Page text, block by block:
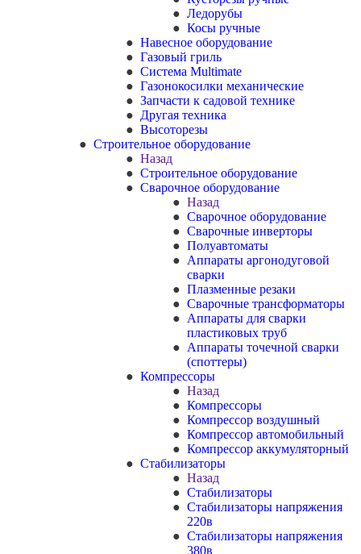
Ледорубы
Косы ручные
Навесное оборудование
Газовый гриль
Система Multimate
Газонокосилки механические
Запчасти к садовой технике
Другая техника
Высоторезы
Строительное оборудование
Назад
Строительное оборудование
Сварочное оборудование
Назад
Сварочное оборудование
Сварочные инверторы
Полуавтоматы
Аппараты аргонодуговой
сварки
Плазменные резаки
Сварочные трансформаторы
Аппараты для сварки
пластиковых труб
Аппараты точечной сварки
(споттеры)
Компрессоры
Назад
Компрессоры
Компрессор воздушный
Компрессор автомобильный
Компрессор аккумуляторный
Стабилизаторы
Назад
Стабилизаторы
Стабилизаторы напряжения
220в
Стабилизаторы напряжения
380в